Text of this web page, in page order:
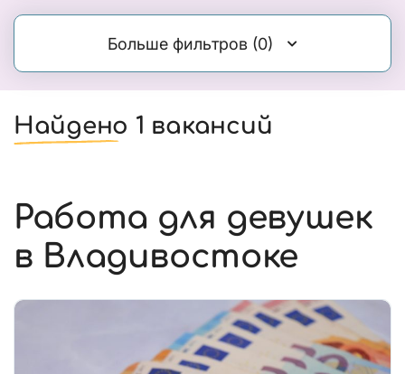
Больше фильтров (0)
Найдено 1 вакансий
Работа для девушек
в Владивостоке